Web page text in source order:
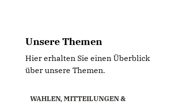
Unsere Themen
Hier erhalten Sie einen Überblick
über unsere Themen.
WAHLEN, MITTEILUNGEN &